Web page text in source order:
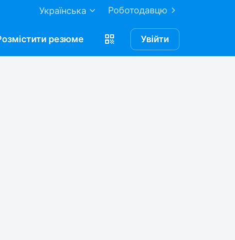
Роботодавцю
Українська
резюме Увійти